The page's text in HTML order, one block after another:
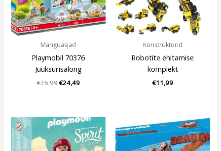
Mänguasjad
Playmobil 70376
Juuksurisalong
€26,99€24,49
Konstruktorid
Robotite ehitamise
komplekt
€11,99